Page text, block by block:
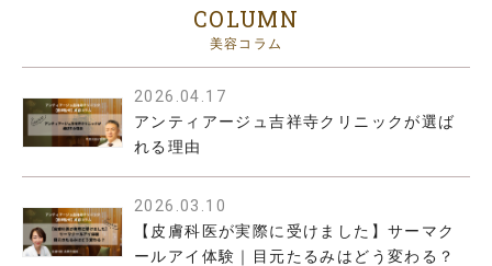
COLUMN
美容コラム
2026.04.17
アンティアージュ吉祥寺クリニックが選ば
れる理由
2026.03.10
【皮膚科医が実際に受けました】サーマク
ールアイ体験｜目元たるみはどう変わる？